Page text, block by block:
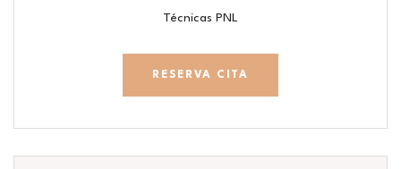
Técnicas PNL
RESERVA CITA